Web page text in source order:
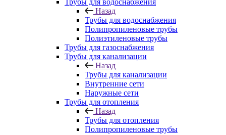
Трубы для водоснабжения
Назад
Трубы для водоснабжения
Полипропиленовые трубы
Полиэтиленовые трубы
Трубы для газоснабжения
Трубы для канализации
Назад
Трубы для канализации
Внутренние сети
Наружные сети
Трубы для отопления
Назад
Трубы для отопления
Полипропиленовые трубы